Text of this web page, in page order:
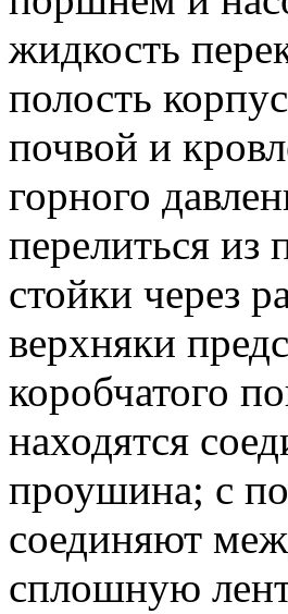
жидкость
полость
почвой и
горного
перелиться из
стойки через
верхняки
коробчатого
находятся
проушина; с
соединяют
сплошную